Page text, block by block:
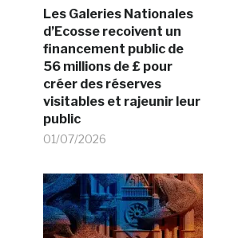
Les Galeries Nationales
d’Ecosse recoivent un
financement public de
56 millions de £ pour
créer des réserves
visitables et rajeunir leur
public
01/07/2026